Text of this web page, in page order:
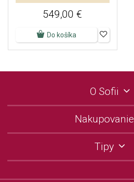
549,00 €
Do košíka
O Sofii
Nakupovanie
Tipy